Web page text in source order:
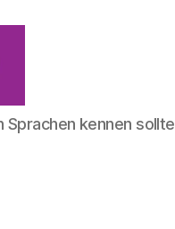
Sprachen kennen sollte